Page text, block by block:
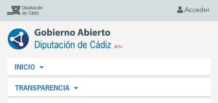
Acceder
INICIO
TRANSPARENCIA